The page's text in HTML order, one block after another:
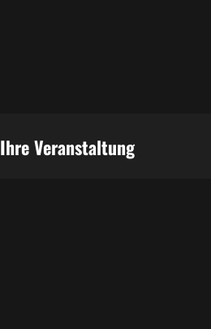
Ihre Veranstaltung